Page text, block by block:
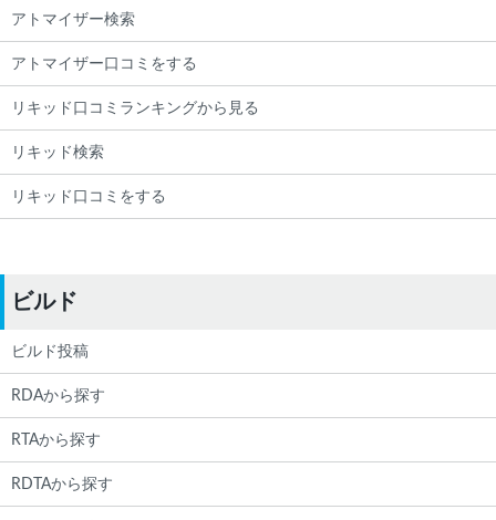
アトマイザー検索
アトマイザー口コミをする
リキッド口コミランキングから見る
リキッド検索
リキッド口コミをする
ビルド
ビルド投稿
RDAから探す
RTAから探す
RDTAから探す